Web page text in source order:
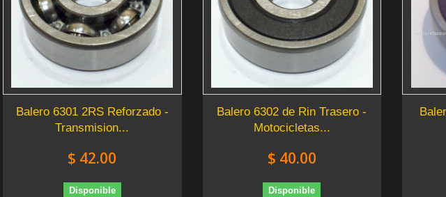
Balero 6301 2RS Reforzado -
Transmision...
$ 42.00
Disponible
Balero 6302 de Rin Trasero -
Motocicletas...
$ 40.00
Disponible